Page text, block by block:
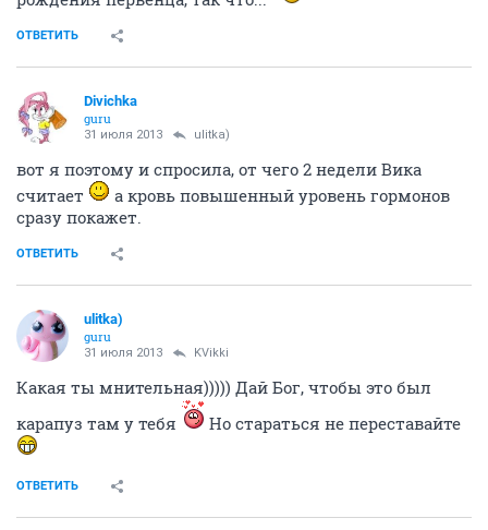
ОТВЕТИТЬ
Divichka
guru
31 июля 2013 ulitka)
вот я поэтому и спросила, от чего 2 недели Вика
считает
а кровь повышенный уровень гормонов
сразу покажет.
ОТВЕТИТЬ
ulitka)
guru
31 июля 2013 KVikki
Какая ты мнительная))))) Дай Бог, чтобы это был
карапуз там у тебя
Но стараться не переставайте
ОТВЕТИТЬ